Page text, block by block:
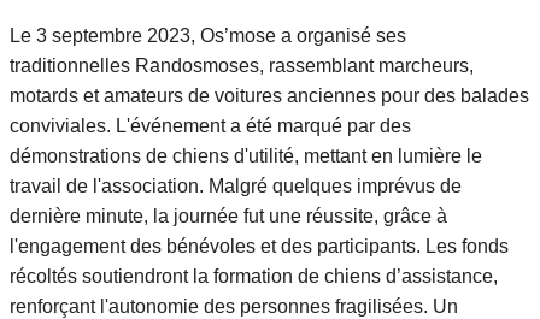
Le 3 septembre 2023, Os’mose a organisé ses
traditionnelles Randosmoses, rassemblant marcheurs,
motards et amateurs de voitures anciennes pour des balades
conviviales. L'événement a été marqué par des
démonstrations de chiens d'utilité, mettant en lumière le
travail de l'association. Malgré quelques imprévus de
dernière minute, la journée fut une réussite, grâce à
l'engagement des bénévoles et des participants. Les fonds
récoltés soutiendront la formation de chiens d’assistance,
renforçant l'autonomie des personnes fragilisées. Un